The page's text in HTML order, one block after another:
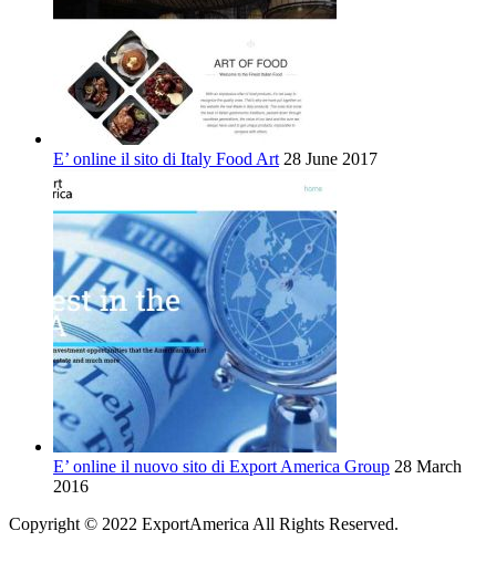
E’ online il sito di Italy Food Art 28 June 2017
E’ online il nuovo sito di Export America Group 28 March
2016
Copyright © 2022 ExportAmerica All Rights Reserved.